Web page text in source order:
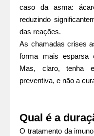
caso da asma:
reduzindo
das reações.
As chamadas crises
forma mais esparsa
Mas, claro, tenha
preventiva, e não a
Qual é a
O tratamento da